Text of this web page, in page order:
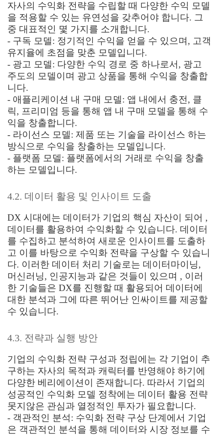
자사의 수익화 전략을 수립할 때 다양한 수익 모델
을 적용할 수 있는 유연성을 갖추어야 합니다. 그
중 대표적인 몇 가지를 소개합니다.
- 구독 모델: 정기적인 수익을 얻을 수 있으며, 고객
유지율에 초점을 맞춘 모델입니다.
- 광고 모델: 다양한 수익 경로 중 하나로서, 광고
주도의 모델이며 광고 상품을 통해 수익을 창출합
니다.
- 애플리케이션 내 구매 모델: 앱 내에서 충전, 클
릭, 프리미엄 등을 통해 앱 내 구매 모델을 통해 수
익을 창출합니다.
- 라이선스 모델: 제품 또는 기술을 라이선스 하는
방식으로 수익을 창출하는 모델입니다.
- 플랫폼 모델: 플랫폼에서의 거래로 수익을 창출
하는 모델입니다.
4.2. 데이터 활용 및 인사이트 도출
DX 시대에는 데이터가 기업의 핵심 자산이 되어 ,
데이터를 활용하여 수익화할 수 있습니다. 데이터
를 수집하고 분석하여 새로운 인사이트를 도출하
고 이를 바탕으로 수익화 전략을 구상할 수 있습니
다. 이러한 데이터 처리 기술로는 데이터마이닝,
머신러닝, 인공지능과 같은 것들이 있으며 , 이러
한 기술들은 DX를 진행할 때 활용되어 데이터에
대한 분석과 그에 따른 뛰어난 인싸이트를 제공할
수 있습니다.
4.3. 전략과 실행 방안
기업의 수익화 전략 구성과 정립에는 각 기업이 추
구하는 자사의 목적과 캐릭터를 반영해야 하기에
다양한 베리에이션이 존재합니다. 따라서 기업의
성공적인 수익화 모델 정착에는 데이터 활용 전략
못지않은 관심과 열정적인 투자가 필요합니다.
- 객관적인 분석: 수익화 전략 구상 단계에서 기업
은 객관적인 분석을 통해 데이터와 시장 정보를 수